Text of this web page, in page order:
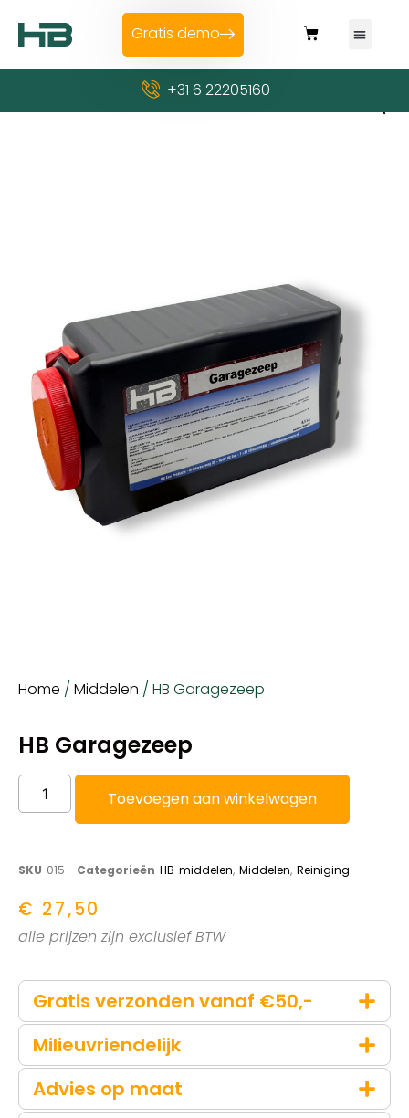
Gratis demo
+31 6 22205160
Home / Middelen / HB Garagezeep
HB Garagezeep
Toevoegen aan winkelwagen
SKU 015 Categorieën HB middelen, Middelen, Reiniging
€ 27,50
alle prijzen zijn exclusief BTW
Gratis verzonden vanaf €50,-
Milieuvriendelijk
Advies op maat